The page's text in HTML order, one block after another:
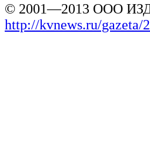
© 2001—2013 ООО
http://kvnews.ru/gazeta/